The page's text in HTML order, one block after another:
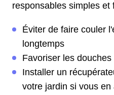
responsables simples et
Éviter de faire couler
longtemps
Favoriser les
Installer un
votre jardin si vous en